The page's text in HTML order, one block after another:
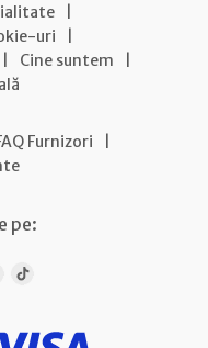
uri
Cine suntem
Furnizori
pe: